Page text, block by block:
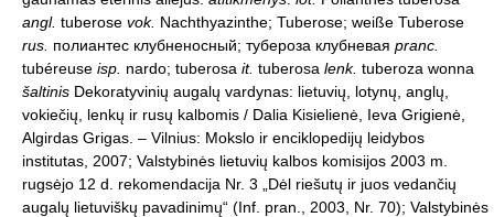
angl. tuberose vok. Nachthyazinthe; Tuberose; weiße Tuberose
rus. полиантес клубненосный; тубероза клубневая pranc.
tubéreuse isp. nardo; tuberosa it. tuberosa lenk. tuberoza wonna
šaltinis Dekoratyvinių augalų vardynas: lietuvių, lotynų, anglų,
vokiečių, lenkų ir rusų kalbomis / Dalia Kisielienė, Ieva Grigienė,
Algirdas Grigas. – Vilnius: Mokslo ir enciklopedijų leidybos
institutas, 2007; Valstybinės lietuvių kalbos komisijos 2003 m.
rugsėjo 12 d. rekomendacija Nr. 3 „Dėl riešutų ir juos vedančių
augalų lietuviškų pavadinimų“ (Inf. pran., 2003, Nr. 70); Valstybinės